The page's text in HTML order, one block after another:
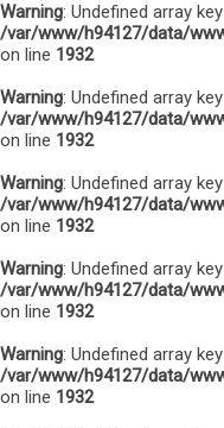
Warning: Undefined array
/var/www/h94127/data/
on line 1932
Warning: Undefined array
/var/www/h94127/data/
on line 1932
Warning: Undefined array
/var/www/h94127/data/
on line 1932
Warning: Undefined array
/var/www/h94127/data/
on line 1932
Warning: Undefined array
/var/www/h94127/data/
on line 1932